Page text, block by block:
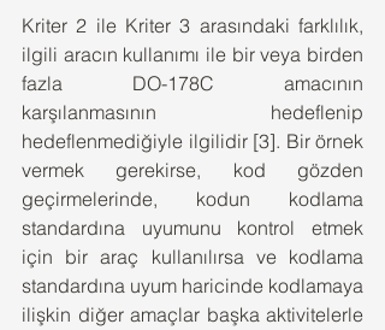
Kriter 2 ile Kriter 3 arasındaki farklılık,
ilgili aracın kullanımı ile bir veya birden
fazla DO-178C amacının
karşılanmasının hedeflenip
hedeflenmediğiyle ilgilidir [3]. Bir örnek
vermek gerekirse, kod gözden
geçirmelerinde, kodun kodlama
standardına uyumunu kontrol etmek
için bir araç kullanılırsa ve kodlama
standardına uyum haricinde kodlamaya
ilişkin diğer amaçlar başka aktivitelerle